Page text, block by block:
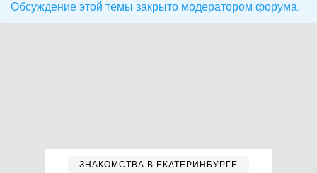
Обсуждение этой темы закрыто модератором форума.
ЗНАКОМСТВА В ЕКАТЕРИНБУРГЕ